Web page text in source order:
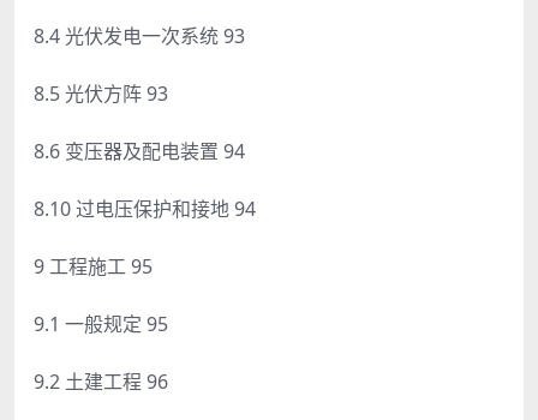
8.4 光伏发电一次系统 93
8.5 光伏方阵 93
8.6 变压器及配电装置 94
8.10 过电压保护和接地 94
9 工程施工 95
9.1 一般规定 95
9.2 土建工程 96